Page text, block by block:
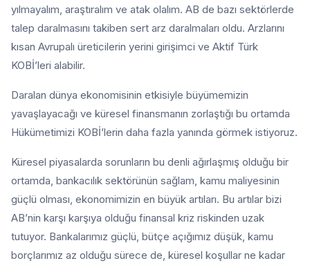
yılmayalım, araştıralım ve atak olalım. AB de bazı sektörlerde
talep daralmasını takiben sert arz daralmaları oldu. Arzlarını
kısan Avrupalı üreticilerin yerini girişimci ve Aktif Türk
KOBİ’leri alabilir.
Daralan dünya ekonomisinin etkisiyle büyümemizin
yavaşlayacağı ve küresel finansmanın zorlaştığı bu ortamda
Hükümetimizi KOBİ’lerin daha fazla yanında görmek istiyoruz.
Küresel piyasalarda sorunların bu denli ağırlaşmış olduğu bir
ortamda, bankacılık sektörünün sağlam, kamu maliyesinin
güçlü olması, ekonomimizin en büyük artıları. Bu artılar bizi
AB’nin karşı karşıya olduğu finansal kriz riskinden uzak
tutuyor. Bankalarımız güçlü, bütçe açığımız düşük, kamu
borçlarımız az olduğu sürece de, küresel koşullar ne kadar